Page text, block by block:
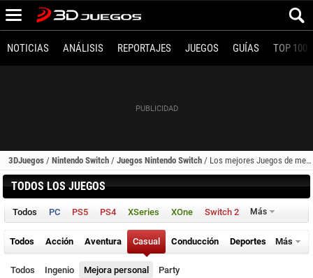
NOTICIAS ANÁLISIS REPORTAJES JUEGOS GUÍAS TOP 100
3DJuegos / Nintendo Switch / Juegos Nintendo Switch / Los mejores Juegos de mejora personal (Nintendo Switch)
TODOS LOS JUEGOS
Todos PC PS5 PS4 XSeries XOne Switch 2 Más
Todos Acción Aventura Casual Conducción Deportes Más
Todos Ingenio Mejora personal Party